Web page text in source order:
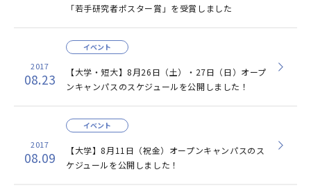
「若手研究者ポスター賞」を受賞しました
2017
08.23
【大学・短大】8月26日（土）・27日（日）オープ
ンキャンパスのスケジュールを公開しました！
イベント
2017
08.09
【大学】8月11日（祝金）オープンキャンパスのス
ケジュールを公開しました！
イベント